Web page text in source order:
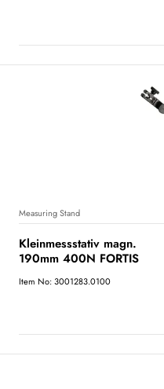
Measuring Stand
Kleinmessstativ magn.
190mm 400N FORTIS
Item No: 3001283.0100